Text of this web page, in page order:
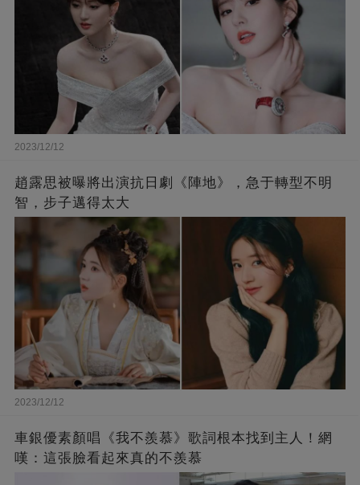
2023/12/12
趙露思被曝將出演抗日劇《陣地》，急于轉型不明
智，步子邁得太大
2023/12/12
車銀優素顏唱《我不羨慕》歌詞根本找到主人！網
嘆：這張臉看起來真的不羨慕